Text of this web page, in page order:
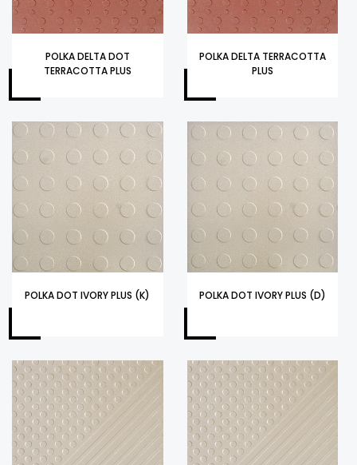
POLKA DELTA DOT
TERRACOTTA PLUS
POLKA DELTA TERRACOTTA
PLUS
POLKA DOT IVORY PLUS (K) POLKA DOT IVORY PLUS (D)